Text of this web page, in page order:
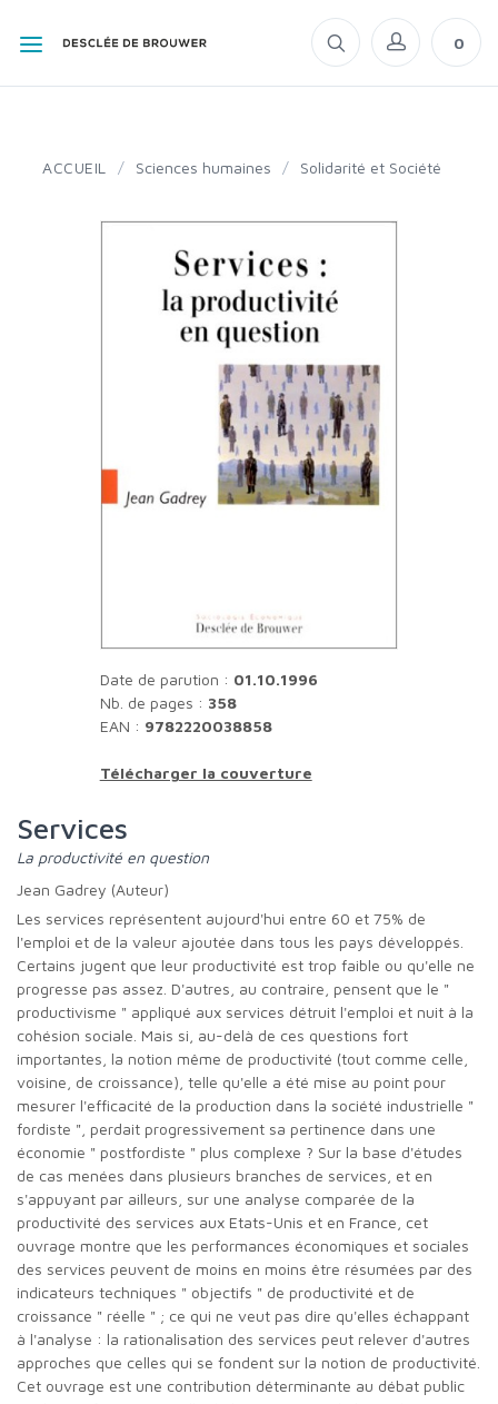
0
ACCUEIL / Sciences humaines / Solidarité et Société
Date de parution : 01.10.1996
Nb. de pages : 358
EAN : 9782220038858
Télécharger la couverture
Services
La productivité en question
Jean Gadrey (Auteur)
Les services représentent aujourd'hui entre 60 et 75% de
l'emploi et de la valeur ajoutée dans tous les pays développés.
Certains jugent que leur productivité est trop faible ou qu'elle ne
progresse pas assez. D'autres, au contraire, pensent que le "
productivisme " appliqué aux services détruit l'emploi et nuit à la
cohésion sociale. Mais si, au-delà de ces questions fort
importantes, la notion même de productivité (tout comme celle,
voisine, de croissance), telle qu'elle a été mise au point pour
mesurer l'efficacité de la production dans la société industrielle "
fordiste ", perdait progressivement sa pertinence dans une
économie " postfordiste " plus complexe ? Sur la base d'études
de cas menées dans plusieurs branches de services, et en
s'appuyant par ailleurs, sur une analyse comparée de la
productivité des services aux Etats-Unis et en France, cet
ouvrage montre que les performances économiques et sociales
des services peuvent de moins en moins être résumées par des
indicateurs techniques " objectifs " de productivité et de
croissance " réelle " ; ce qui ne veut pas dire qu'elles échappant
à l'analyse : la rationalisation des services peut relever d'autres
approches que celles qui se fondent sur la notion de productivité.
Cet ouvrage est une contribution déterminante au débat public